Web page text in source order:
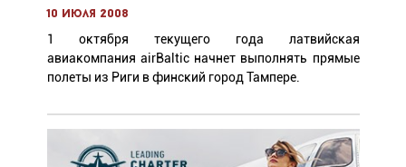
10 июля 2008
1 октября текущего года латвийская
авиакомпания airBaltic начнет выполнять прямые
полеты из Риги в финский город Тампере.